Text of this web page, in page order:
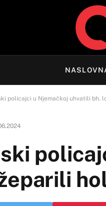
policajci u Njemačkoj uhvatili bh.